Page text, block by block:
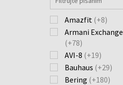
Amazfit (+8)
Armani Exchange
(+78)
AVI-8 (+19)
Bauhaus (+29)
Bering (+180)